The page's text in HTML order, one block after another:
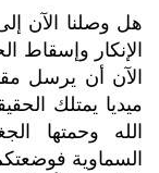
a
m
I
n
هل وصلنا الآن
الإنكار وإسقاط
الآن أن يرسل
ميديا يمتلك
الله وحمتها
السماوية